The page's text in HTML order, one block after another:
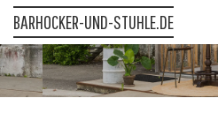
BARHOCKER-UND-STUHLE.DE